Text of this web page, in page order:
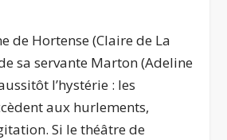
de Hortense (Claire de La
sa servante Marton (Adeline
l’hystérie : les
aux hurlements,
Si le théâtre de